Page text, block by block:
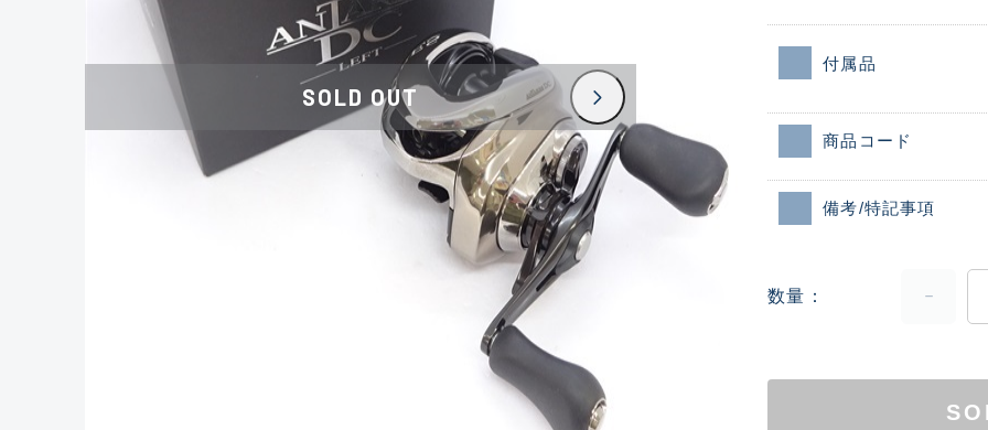
SOLD OUT
付属品
商品コード
備考/特記事項
数量